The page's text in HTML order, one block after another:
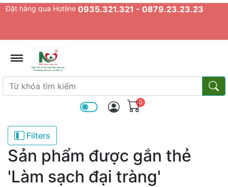
Đặt hàng qua Hotline 0935.321.321 - 0879.23.23.23
Từ khóa tìm kiếm
Từ
0
Filters
Sản phẩm được gắn thẻ
'Làm sạch đại tràng'